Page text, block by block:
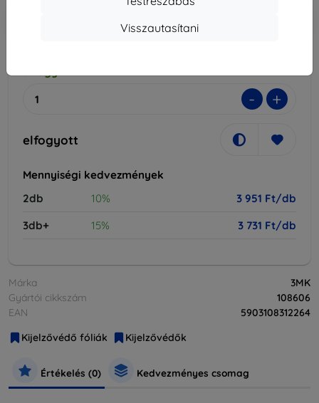
Visszautasítani
Kedvezmény kuponnal
- +
elfogyott
Mennyiségi kedvezmények
2db
10%
3 951 Ft/db
3db+
15% 3 731 Ft/db
Márka
3MK
Gyártói cikkszám
108606
EAN
5903108312264
Kijelzővédő fóliák
Kijelzővédők
Értékelés (0) Kedvezményes csomag